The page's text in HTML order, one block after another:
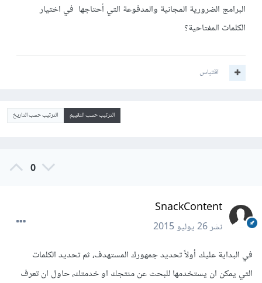
البرامج الضرورية المجانية والمدفوعة التي أحتاجها في اختيار
الكلمات المفتاحية؟
اقتباس
الترتيب حسب التقييم الترتيب حسب التاريخ
0
SnackContent
نشر26 يوليو 2015
في البداية عليك أولاً تحديد جمهورك المستهدف، ثم تحديد الكلمات
التي يمكن ان يستخدمها للبحث عن منتجك او خدمتك، حاول ان تعرف